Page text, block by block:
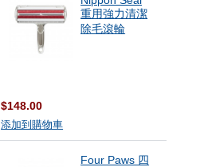
重用強力清潔
除毛滾輪
$148.00
添加到購物車
Four Paws 四